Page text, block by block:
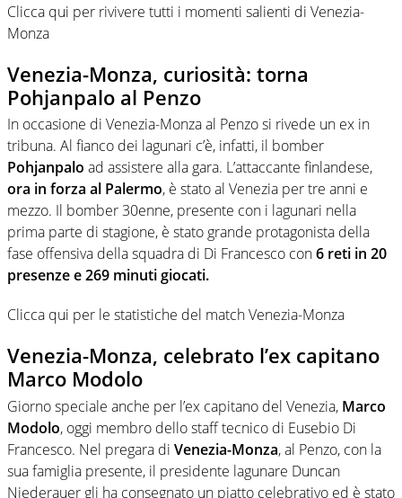
Clicca qui per rivivere tutti i momenti salienti di Venezia-
Monza
Venezia-Monza, curiosità: torna
Pohjanpalo al Penzo
In occasione di Venezia-Monza al Penzo si rivede un ex in
tribuna. Al fianco dei lagunari c’è, infatti, il bomber
Pohjanpalo ad assistere alla gara. L’attaccante finlandese,
ora in forza al Palermo, è stato al Venezia per tre anni e
mezzo. Il bomber 30enne, presente con i lagunari nella
prima parte di stagione, è stato grande protagonista della
fase offensiva della squadra di Di Francesco con6 reti in 20
presenze e 269 minuti giocati.
Clicca qui per le statistiche del match Venezia-Monza
Venezia-Monza, celebrato l’ex capitano
Marco Modolo
Giorno speciale anche per l’ex capitano del Venezia, Marco
Modolo, oggi membro dello staff tecnico di Eusebio Di
Francesco. Nel pregara di Venezia-Monza, al Penzo, con la
sua famiglia presente, il presidente lagunare Duncan
Niederauer gli ha consegnato un piatto celebrativo ed è stato